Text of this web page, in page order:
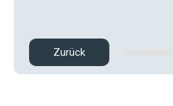
Zurück